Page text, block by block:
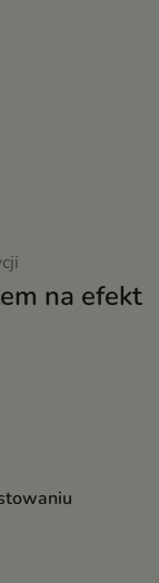
na efekt